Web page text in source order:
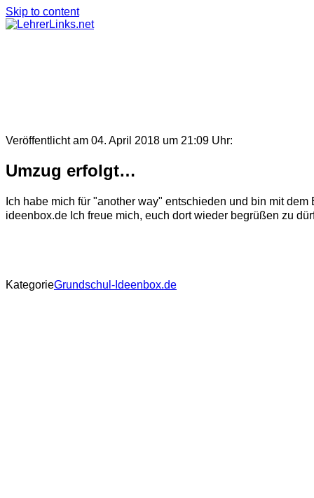
Skip to content
Veröffentlicht am 04. April 2018 um 21:09 Uhr:
Umzug erfolgt…
Ich habe mich für "another way" entschieden und bin mit
ideenbox.de Ich freue mich, euch dort wieder begrüßen zu
KategorieGrundschul-Ideenbox.de